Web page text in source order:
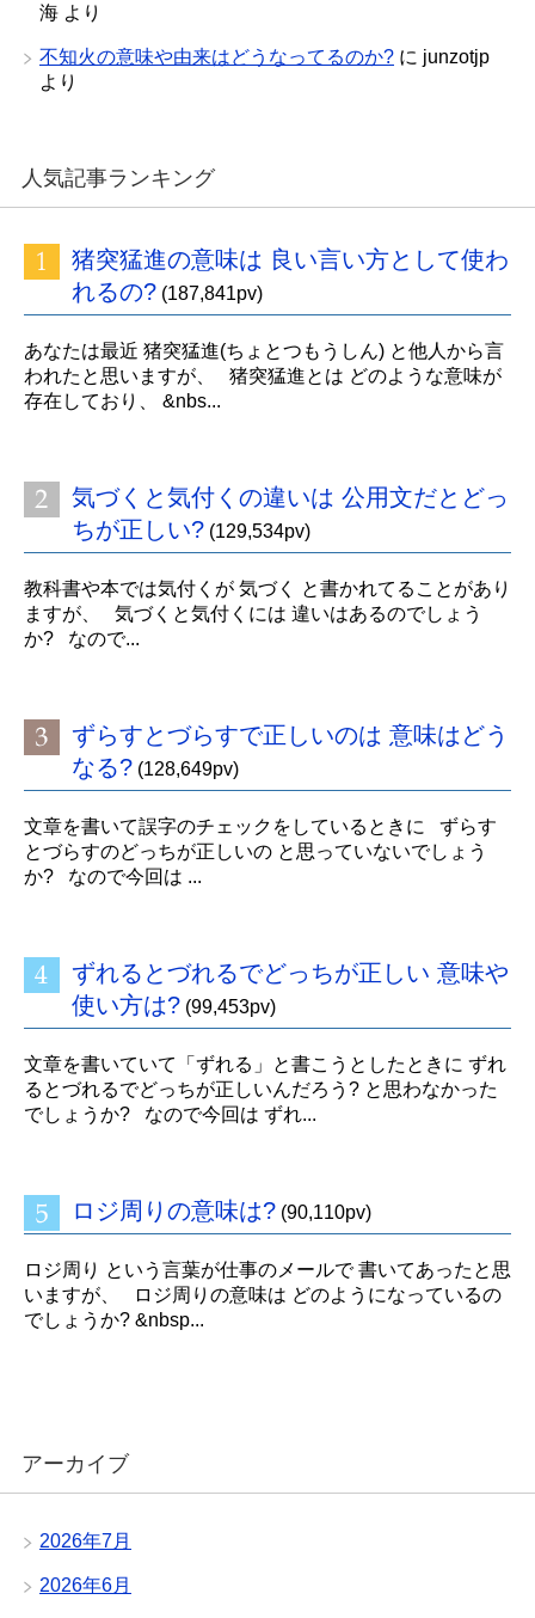
海 より
不知火の意味や由来はどうなってるのか? に junzotjp
より
人気記事ランキング
猪突猛進の意味は 良い言い方として使わ
れるの? (187,841pv)
あなたは最近 猪突猛進(ちょとつもうしん) と他人から言
われたと思いますが、 猪突猛進とは どのような意味が
存在しており、 &nbs...
気づくと気付くの違いは 公用文だとどっ
ちが正しい? (129,534pv)
教科書や本では気付くが 気づく と書かれてることがあり
ますが、 気づくと気付くには 違いはあるのでしょう
か? なので...
ずらすとづらすで正しいのは 意味はどう
なる? (128,649pv)
文章を書いて誤字のチェックをしているときに ずらす
とづらすのどっちが正しいの と思っていないでしょう
か? なので今回は ...
ずれるとづれるでどっちが正しい 意味や
使い方は? (99,453pv)
文章を書いていて「ずれる」と書こうとしたときに ずれ
るとづれるでどっちが正しいんだろう? と思わなかった
でしょうか? なので今回は ずれ...
ロジ周りの意味は? (90,110pv)
ロジ周り という言葉が仕事のメールで 書いてあったと思
いますが、 ロジ周りの意味は どのようになっているの
でしょうか? &nbsp...
アーカイブ
2026年7月
2026年6月